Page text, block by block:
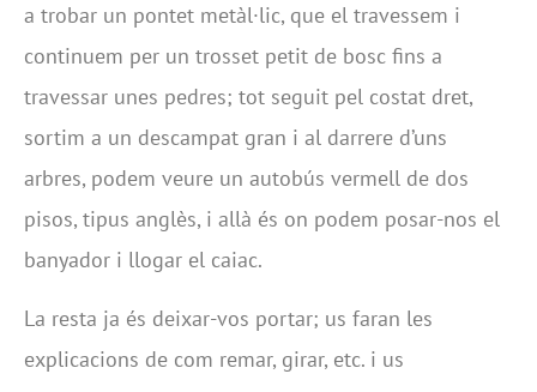
a trobar un pontet metàl·lic, que el travessem i
continuem per un trosset petit de bosc fins a
travessar unes pedres; tot seguit pel costat dret,
sortim a un descampat gran i al darrere d’uns
arbres, podem veure un autobús vermell de dos
pisos, tipus anglès, i allà és on podem posar-nos el
banyador i llogar el caiac.
La resta ja és deixar-vos portar; us faran les
explicacions de com remar, girar, etc. i us